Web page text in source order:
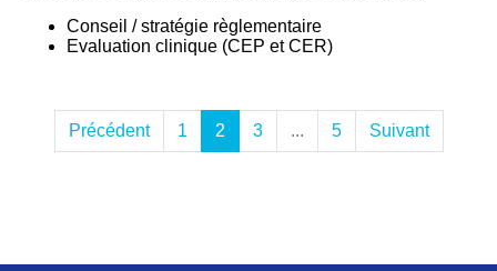
Conseil / stratégie règlementaire
Evaluation clinique (CEP et CER)
Précédent 1 2 3 ... 5 Suivant